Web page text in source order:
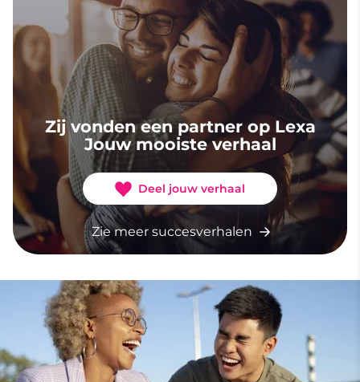
Zij vonden een partner op Lexa
Jouw mooiste verhaal
Deel jouw verhaal
Zie meer succesverhalen